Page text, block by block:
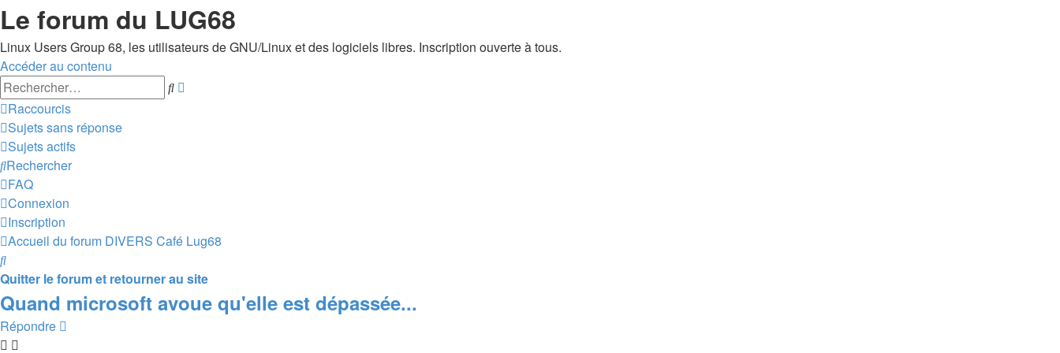
Le forum du LUG68
Linux Users Group 68, les utilisateurs de GNU/Linux et des logiciels libres. Inscription ouverte à tous.
Accéder au contenu
Rechercher
Raccourcis
Sujets sans réponse
Sujets actifs
Rechercher
FAQ
Connexion
Inscription
Accueil du forum DIVERS Café Lug68
Rechercher
Quitter le forum et retourner au site
Quand microsoft avoue qu'elle est dépassée...
Répondre